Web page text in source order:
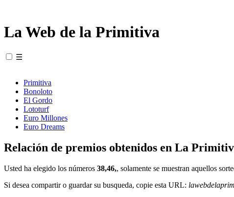
La Web de la Primitiva
☰
Primitiva
Bonoloto
El Gordo
Lototurf
Euro Millones
Euro Dreams
Relación de premios obtenidos en La
Usted ha elegido los números 38,46,, solamente se muestran aquellos
Si desea compartir o guardar su busqueda, copie esta URL: